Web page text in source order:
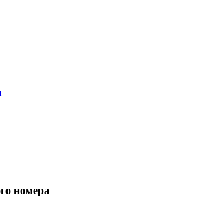
номера